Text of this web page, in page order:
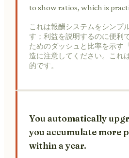
to show ratios, which is
これは報酬システムをシンプ
す；利益を説明するのに便利
ためのダッシュと比率を示す
造に注意してください。これ
的です。
You automatically
you accumulate more
within a year.